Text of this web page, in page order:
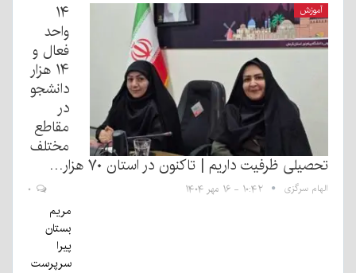
آموزش
۱۴
واحد
فعال و
۱۴ هزار
دانشجو
در
مقاطع
مختلف
تحصیلی ظرفیت داریم | تاکنون در استان ۷۰ هزار…
الهام سرگزی ۱۰:۴۲ - ۱۶ مهر ۱۴۰۴
مریم
بستان
پیرا
سرپرست